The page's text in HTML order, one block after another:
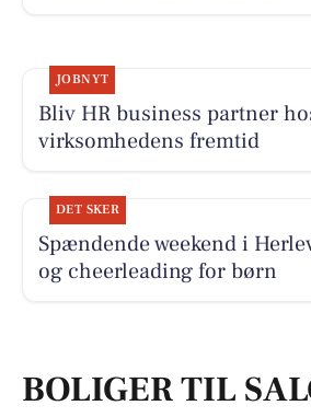
JOBNYT
Bliv HR business partner
virksomhedens fremtid
DET SKER
Spændende weekend i
og cheerleading for børn
BOLIGER TIL